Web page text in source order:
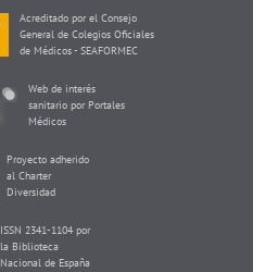
Acreditado por el Consejo
General de Colegios Oficiales
de Médicos - SEAFORMEC
Web de interés
sanitario por Portales
Médicos
Proyecto adherido
al Charter
Diversidad
ISSN 2341-1104 por
la Biblioteca
Nacional de España